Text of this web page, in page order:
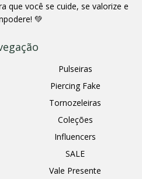
que você se cuide, se valorize e
💚
Pulseiras
Piercing Fake
Tornozeleiras
Coleções
Influencers
SALE
Vale Presente